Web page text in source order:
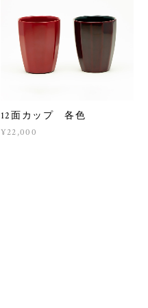
12面カップ 各色
¥22,000